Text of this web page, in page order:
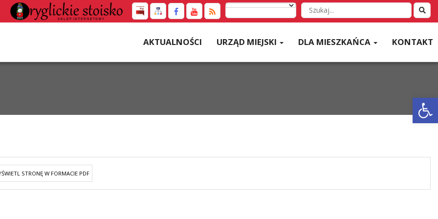
Wyszukaj
w
AKTUALNOŚCI URZĄD MIEJSKI DLA MIESZKAŃCA KONTAKT
STRONĘ W FORMACIE PDF